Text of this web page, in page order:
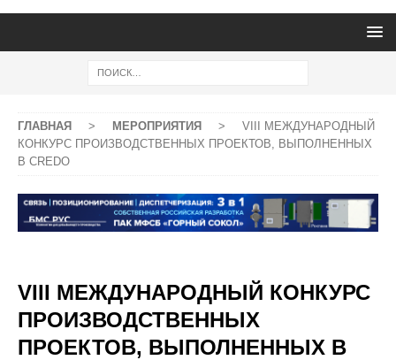
ГЛАВНАЯ > МЕРОПРИЯТИЯ >
VIII МЕЖДУНАРОДНЫЙ
КОНКУРС ПРОИЗВОДСТВЕННЫХ ПРОЕКТОВ, ВЫПОЛНЕННЫХ
В CREDO
VIII МЕЖДУНАРОДНЫЙ КОНКУРС
ПРОИЗВОДСТВЕННЫХ
ПРОЕКТОВ, ВЫПОЛНЕННЫХ В